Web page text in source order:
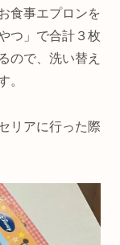
食事エプロンを
つ」で合計３枚
ので、洗い替え
。
リアに行った際